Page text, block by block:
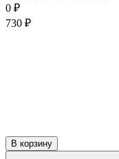
0 ₽
730 ₽
В корзину